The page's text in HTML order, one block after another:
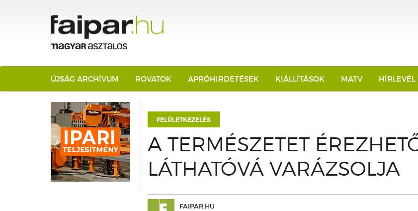
ÚJSÁG ARCHÍVUM ROVATOK APRÓHIRDETÉSEK KIÁLLÍTÁSOK MATV
FELÜLETKEZELÉS
A TERMÉSZETET
LÁTHATÓVÁ VARÁZSOLJA
FAIPAR.HU